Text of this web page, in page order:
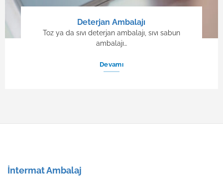
Deterjan Ambalajı
Toz ya da sıvı deterjan ambalajı, sıvı sabun
ambalajı…
Devamı
İntermat Ambalaj